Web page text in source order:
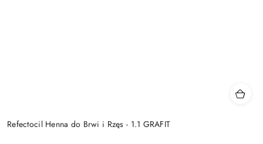
Refectocil Henna do Brwi i Rzęs - 1.1 GRAFIT